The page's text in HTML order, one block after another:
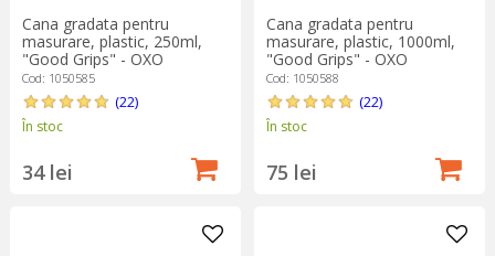
Cana gradata pentru
masurare, plastic, 250ml,
"Good Grips" - OXO
Cod: 1050585
(22)
În stoc
34 lei
Cana gradata pentru
masurare, plastic, 1000ml,
"Good Grips" - OXO
Cod: 1050588
(22)
În stoc
75 lei